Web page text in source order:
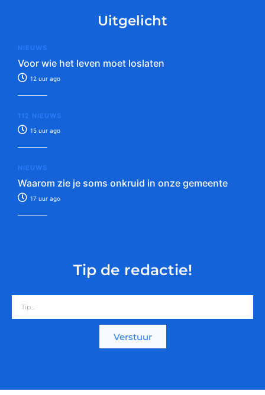
Uitgelicht
NIEUWS
Voor wie het leven moet loslaten
12 uur ago
112 NIEUWS
15 uur ago
NIEUWS
Waarom zie je soms onkruid in onze gemeente
17 uur ago
Tip de redactie!
Verstuur